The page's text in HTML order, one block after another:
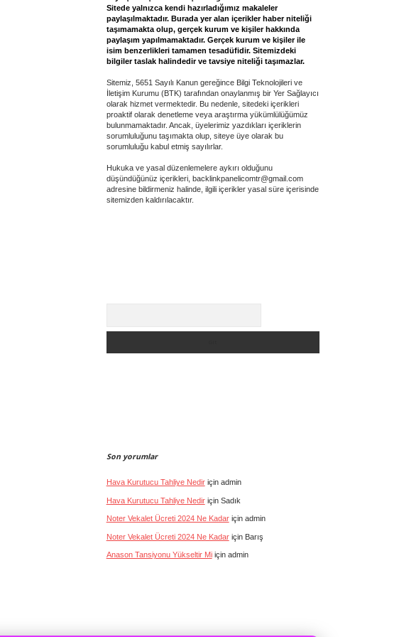
Sitede yalnızca kendi hazırladığımız makaleler
paylaşılmaktadır. Burada yer alan içerikler haber niteliği
taşımamakta olup, gerçek kurum ve kişiler hakkında
paylaşım yapılmamaktadır. Gerçek kurum ve kişiler ile
isim benzerlikleri tamamen tesadüfidir. Sitemizdeki
bilgiler taslak halindedir ve tavsiye niteliği taşımazlar.
Sitemiz, 5651 Sayılı Kanun gereğince Bilgi Teknolojileri ve
İletişim Kurumu (BTK) tarafından onaylanmış bir Yer Sağlayıcı
olarak hizmet vermektedir. Bu nedenle, sitedeki içerikleri
proaktif olarak denetleme veya araştırma yükümlülüğümüz
bulunmamaktadır. Ancak, üyelerimiz yazdıkları içeriklerin
sorumluluğunu taşımakta olup, siteye üye olarak bu
sorumluluğu kabul etmiş sayılırlar.
Hukuka ve yasal düzenlemelere aykırı olduğunu
düşündüğünüz içerikleri, backlinkpanelicomtr@gmail.com
adresine bildirmeniz halinde, ilgili içerikler yasal süre içerisinde
sitemizden kaldırılacaktır.
Son yorumlar
Hava Kurutucu Tahliye Nediriçin admin
Hava Kurutucu Tahliye Nediriçin Sadık
Noter Vekalet Ücreti 2024 Ne Kadariçin admin
Noter Vekalet Ücreti 2024 Ne Kadariçin Barış
Anason Tansiyonu Yükseltir Miiçin admin